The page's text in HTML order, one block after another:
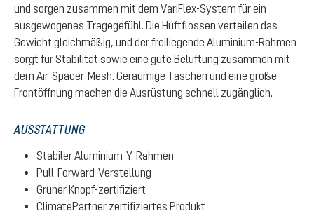
und sorgen zusammen mit dem VariFlex-System für ein
ausgewogenes Tragegefühl. Die Hüftflossen verteilen das
Gewicht gleichmäßig, und der freiliegende Aluminium-Rahmen
sorgt für Stabilität sowie eine gute Belüftung zusammen mit
dem Air-Spacer-Mesh. Geräumige Taschen und eine große
Frontöffnung machen die Ausrüstung schnell zugänglich.
AUSSTATTUNG
Stabiler Aluminium-Y-Rahmen
Pull-Forward-Verstellung
Grüner Knopf-zertifiziert
ClimatePartner zertifiziertes Produkt